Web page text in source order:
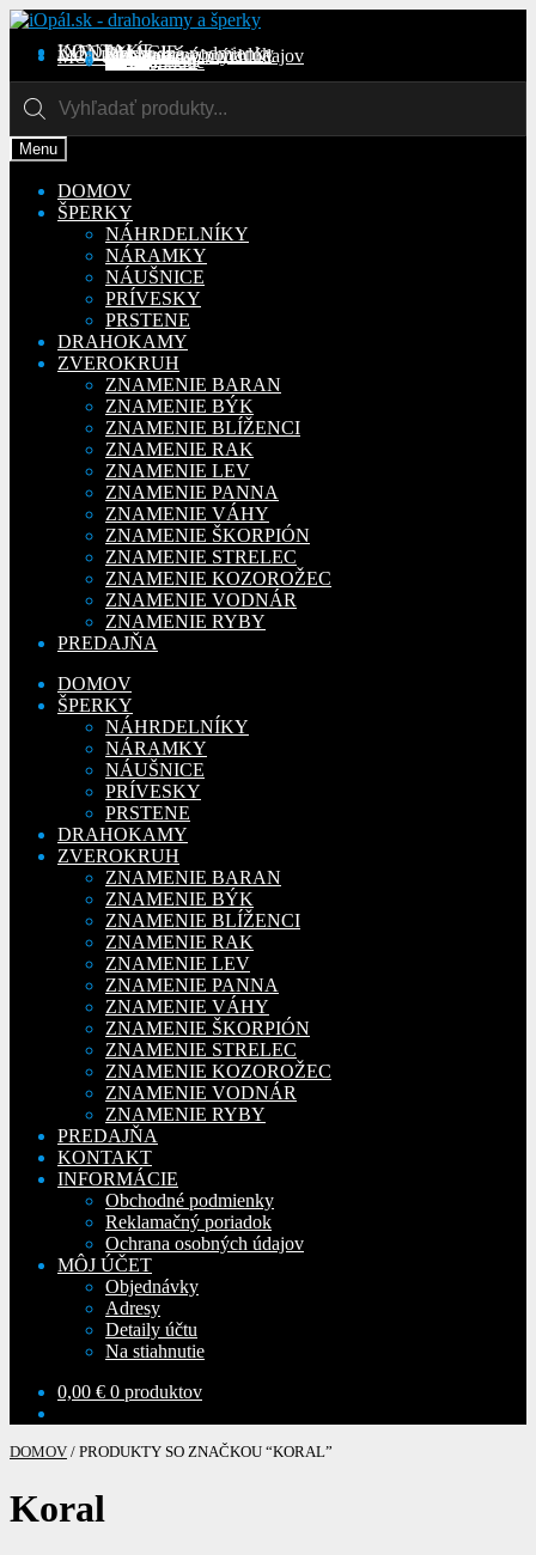
Preskočiť
navigáciu
Preskočiť
obsah
KONTAKT
INFORMÁCIE
Obchodné podmienky
Reklamačný poriadok
Ochrana osobných údajov
MÔJ ÚČETObjednávky
Adresy
Detaily účtu
Na stiahnutie
search
Menu
DOMOV
ŠPERKY
NÁHRDELNÍKY
NÁRAMKY
NÁUŠNICE
PRÍVESKY
PRSTENE
DRAHOKAMY
ZVEROKRUH
ZNAMENIE BARAN
ZNAMENIE BÝK
ZNAMENIE BLÍŽENCI
ZNAMENIE RAK
ZNAMENIE LEV
ZNAMENIE PANNA
ZNAMENIE VÁHY
ZNAMENIE ŠKORPIÓN
ZNAMENIE STRELEC
ZNAMENIE KOZOROŽEC
ZNAMENIE VODNÁR
ZNAMENIE RYBY
PREDAJŇA
DOMOV
ŠPERKY
NÁHRDELNÍKY
NÁRAMKY
NÁUŠNICE
PRÍVESKY
PRSTENE
DRAHOKAMY
ZVEROKRUH
ZNAMENIE BARAN
ZNAMENIE BÝK
ZNAMENIE BLÍŽENCI
ZNAMENIE RAK
ZNAMENIE LEV
ZNAMENIE PANNA
ZNAMENIE VÁHY
ZNAMENIE ŠKORPIÓN
ZNAMENIE STRELEC
ZNAMENIE KOZOROŽEC
ZNAMENIE VODNÁR
ZNAMENIE RYBY
PREDAJŇA
KONTAKT
INFORMÁCIE
Obchodné podmienky
Reklamačný poriadok
Ochrana osobných údajov
MÔJ ÚČET
Objednávky
Adresy
Detaily účtu
Na stiahnutie
0,00 € 0 produktov
DOMOV / PRODUKTY SO ZNAČKOU “KORAL”
Koral